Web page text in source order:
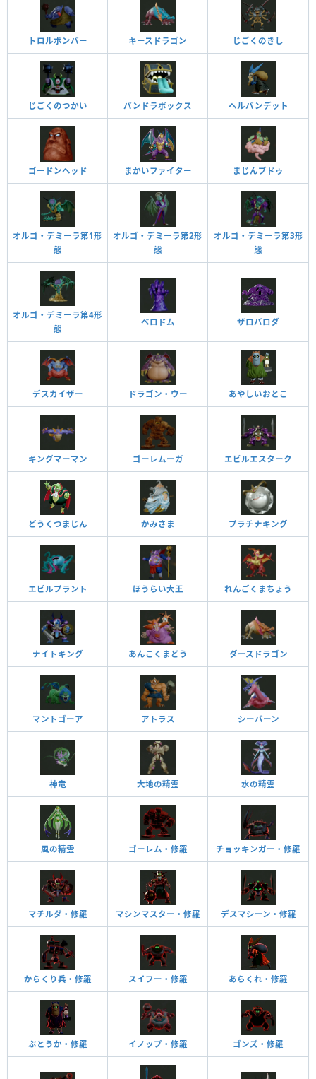
トロルボンバー キースドラゴン じごくのきし
じごくのつかい パンドラボックス ヘルバンデット
ゴードンヘッド まかいファイター まじんブドゥ
オルゴ・デミーラ第1形
態
オルゴ・デミーラ第2形
態
オルゴ・デミーラ第3形
態
オルゴ・デミーラ第4形
態
ベロドム ザロバロダ
デスカイザー ドラゴン・ウー あやしいおとこ
キングマーマン ゴーレムーガ エビルエスターク
どうくつまじん かみさま プラチナキング
エビルプラント ほうらい大王 れんごくまちょう
ナイトキング あんこくまどう ダースドラゴン
マントゴーア アトラス シーバーン
神竜 大地の精霊 水の精霊
風の精霊 ゴーレム・修羅 チョッキンガー・修羅
マチルダ・修羅 マシンマスター・修羅 デスマシーン・修羅
からくり兵・修羅 スイフー・修羅 あらくれ・修羅
ぶとうか・修羅 イノップ・修羅 ゴンズ・修羅